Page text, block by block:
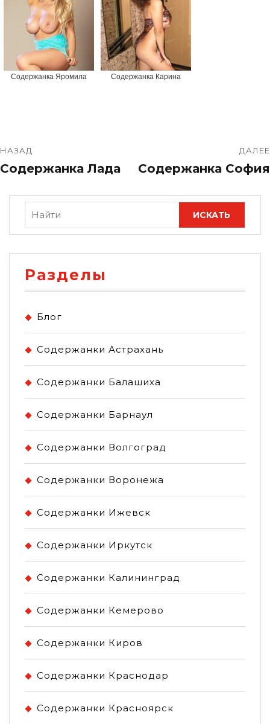
Содержанка Яромила Содержанка Карина
НАЗАД
Содержанка Лада
ДАЛЕЕ
Содержанка София
Разделы
Блог
Содержанки Астрахань
Содержанки Балашиха
Содержанки Барнаул
Содержанки Волгоград
Содержанки Воронежа
Содержанки Ижевск
Содержанки Иркутск
Содержанки Калининград
Содержанки Кемерово
Содержанки Киров
Содержанки Краснодар
Содержанки Красноярск